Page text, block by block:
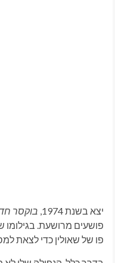
יצא בשנת 1974, בוקסר
פושעים מרושעת. בגילומו
פו של שאולין כדי לצאת